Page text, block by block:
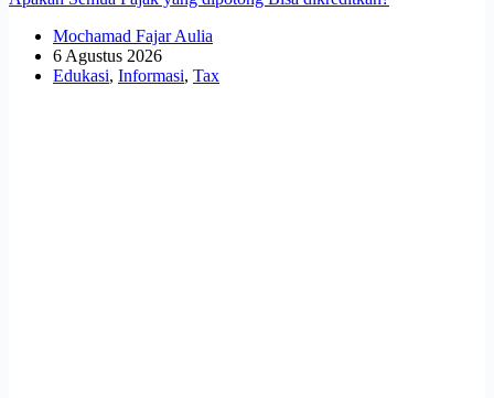
Mochamad Fajar Aulia
6 Agustus 2026
Edukasi, Informasi, Tax